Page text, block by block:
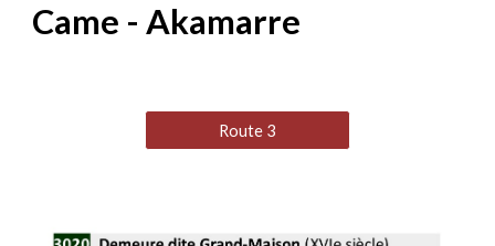
Came - Akamarre
Route 3